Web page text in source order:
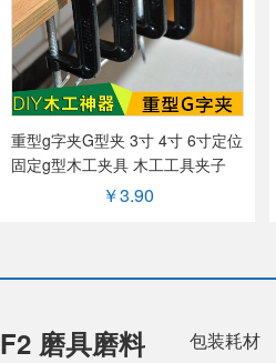
重型g字夹G型夹 3寸 4寸 6寸定位
固定g型木工夹具 木工工具夹子
￥3.90
F2 磨具磨料 包装耗材